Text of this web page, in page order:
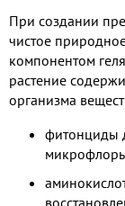
При создании
чистое
компонентом
растение
организма
фитонциды